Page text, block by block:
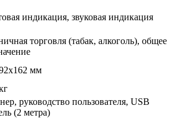
индикация, звуковая индикация
торговля (табак, алкоголь), общее
мм
руководство пользователя, USB
(2 метра)